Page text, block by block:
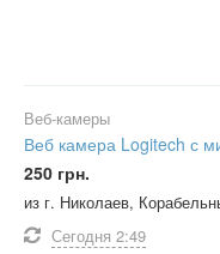
Веб-камеры
Веб камера Logitech с
250 грн.
из г. Николаев,
Сегодня 2:49